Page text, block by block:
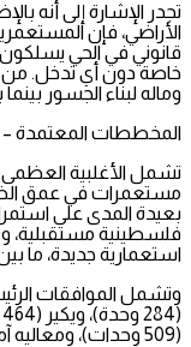
تجدر الإشارة إلى أنه
الأراضي، فإن
قانوني في الحي
خاصة دون أي تدخل.
وماله لبناء الجسور
المخططات المعتمدة –
تشمل الأغلبية
مستعمرات في عمق
بعيدة المدى على
استعمارية جديدة، ما بين 40,000 و50,000 مستعمر
وتشمل الموافقات
(509 وحدات)، ومعاليه آموس (561 وحدة).